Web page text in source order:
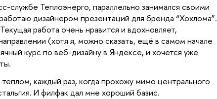
службе Теплоэнерго, параллельно занимался своими
дизайнером презентаций для бренда “Хохлома”.
работа очень нравится и вдохновляет,
(хотя я, можно сказать, ещё в самом начале
курс по веб-дизайну в Яндексе, и хочется уже
каждый раз, когда прохожу мимо центрального
И филфак дал мне хороший базис.